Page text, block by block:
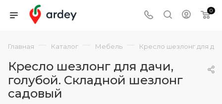
0
Главная — Каталог — Мебель — Кресло шезлонг для
Кресло шезлонг для дачи,
голубой. Складной шезлонг
садовый